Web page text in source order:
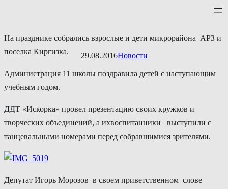
содержимому
29.08.2016Новости
На празднике собрались взрослые и дети микрорайона АРЗ и
поселка Киргизка.
Администрация 11 школы поздравила детей с наступающим
учебным годом.
ДДТ «Искорка» провел презентацию своих кружков и
творческих объединений, а ихвоспитанники выступили с
танцевальными номерами перед собравшимися зрителями.
Депутат Игорь Морозов в своем приветственном слове